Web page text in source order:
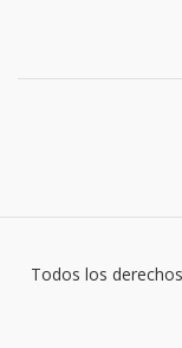
Todos los